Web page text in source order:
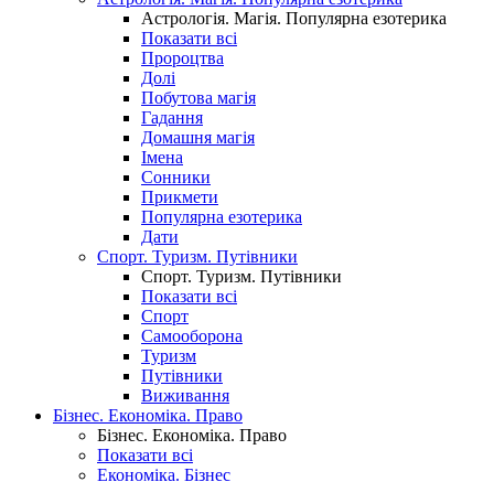
Астрологія. Магія. Популярна езотерика
Показати всі
Пророцтва
Долі
Побутова магія
Гадання
Домашня магія
Імена
Сонники
Прикмети
Популярна езотерика
Дати
Спорт. Туризм. Путівники
Спорт. Туризм. Путівники
Показати всі
Спорт
Самооборона
Туризм
Путівники
Виживання
Бізнес. Економіка. Право
Бізнес. Економіка. Право
Показати всі
Економіка. Бізнес